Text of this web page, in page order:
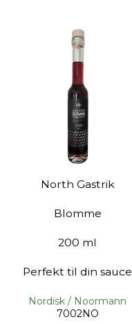
North Gastrik
Blomme
200 ml
Perfekt til din sauce
Nordisk / Noormann
7002NO